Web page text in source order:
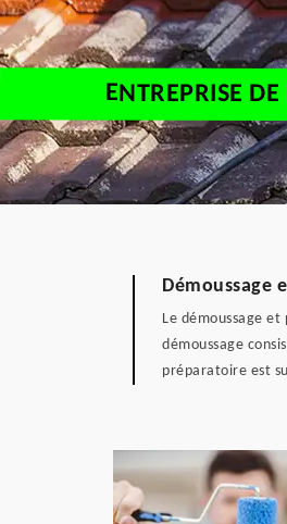
ENTREPRISE
Démoussage
Le démoussage
démoussage
préparatoire est